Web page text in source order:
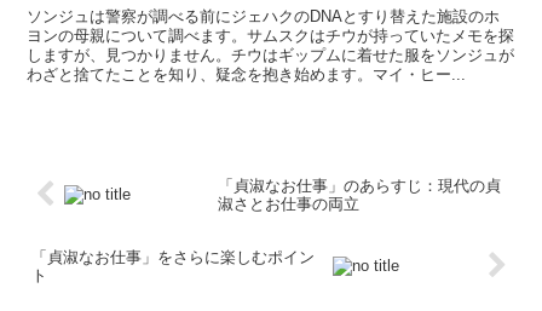
ソンジュは警察が調べる前にジェハクのDNAとすり替えた施設のホ
ヨンの母親について調べます。サムスクはチウが持っていたメモを探
しますが、見つかりません。チウはギップムに着せた服をソンジュが
わざと捨てたことを知り、疑念を抱き始めます。マイ・ヒー...
「貞淑なお仕事」のあらすじ：現代の貞
淑さとお仕事の両立
「貞淑なお仕事」をさらに楽しむポイン
ト